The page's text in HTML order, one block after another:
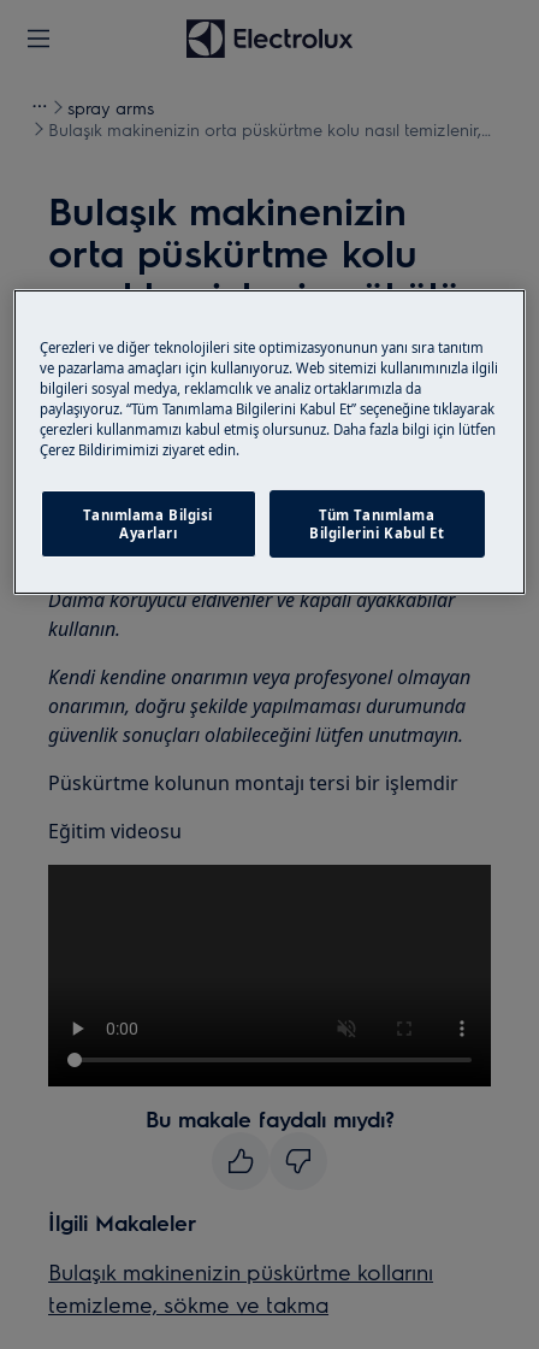
spray arms
Bulaşık makinenizin orta püskürtme kolu nasıl temizlenir,
Bulaşık makinenizin
orta püskürtme kolu
nasıl temizlenir, sökülür
ve monte edilir
Çözüm
Herhangi bir bakım işleminden önce, cihazı devre
Aletleri taşırken her zaman dikkatli olun, ağır
cihazlarda taşımak için iki kişi gereklidir.
Daima koruyucu eldivenler ve kapalı ayakkabılar
kullanın.
Kendi kendine onarımın veya profesyonel olmayan
onarımın, doğru şekilde yapılmaması durumunda
güvenlik sonuçları olabileceğini lütfen unutmayın.
Püskürtme kolunun montajı tersi bir işlemdir
Eğitim videosu
Bu makale faydalı mıydı?
İlgili Makaleler
Bulaşık makinenizin püskürtme kollarını
temizleme, sökme ve takma
Çerezleri ve diğer teknolojileri site optimizasyonunun yanı sıra tanıtım
ve pazarlama amaçları için kullanıyoruz. Web sitemizi kullanımınızla ilgili
bilgileri sosyal medya, reklamcılık ve analiz ortaklarımızla da
paylaşıyoruz. “Tüm Tanımlama Bilgilerini Kabul Et” seçeneğine tıklayarak
çerezleri kullanmamızı kabul etmiş olursunuz. Daha fazla bilgi için lütfen
Çerez Bildirimimizi ziyaret edin.
Tanımlama Bilgisi
Ayarları
Tüm Tanımlama
Bilgilerini Kabul Et